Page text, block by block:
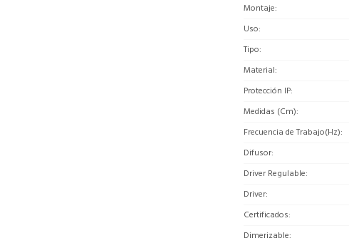
Montaje
Uso
Tipo
Material
Protección IP
Medidas (Cm)
Frecuencia de Trabajo(Hz)
Difusor
Driver Regulable
Driver
Certificados
Dimerizable